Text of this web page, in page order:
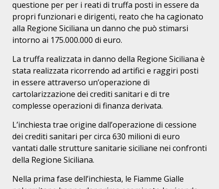
questione per per i reati di truffa posti in essere da
propri funzionari e dirigenti, reato che ha cagionato
alla Regione Siciliana un danno che può stimarsi
intorno ai 175.000.000 di euro.
La truffa realizzata in danno della Regione Siciliana è
stata realizzata ricorrendo ad artifici e raggiri posti
in essere attraverso un’operazione di
cartolarizzazione dei crediti sanitari e di tre
complesse operazioni di finanza derivata.
L’inchiesta trae origine dall’operazione di cessione
dei crediti sanitari per circa 630 milioni di euro
vantati dalle strutture sanitarie siciliane nei confronti
della Regione Siciliana.
Nella prima fase dell’inchiesta, le Fiamme Gialle